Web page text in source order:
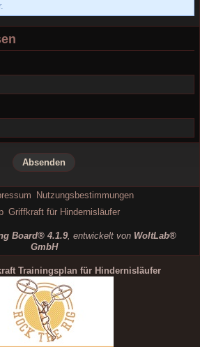
Nutzungsbestimmungen
Griffkraft für Hindernisläufer
Board® 4.1.9, entwickelt von WoltLab®
GmbH
Trainingsplan für Hindernisläufer